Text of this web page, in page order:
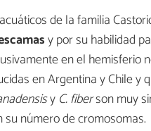
de la familia
y por su habilidad
en el hemisferio
en Argentina y Chile y
y C. fiberson muy
número de cromosomas.